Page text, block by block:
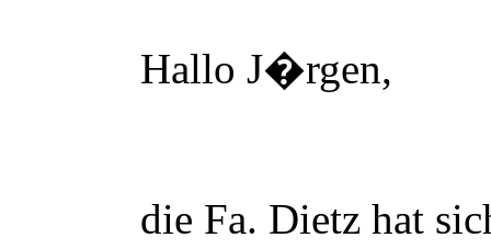
Hallo J�rgen,
die Fa. Dietz hat